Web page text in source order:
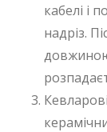
кабелі і
надріз.